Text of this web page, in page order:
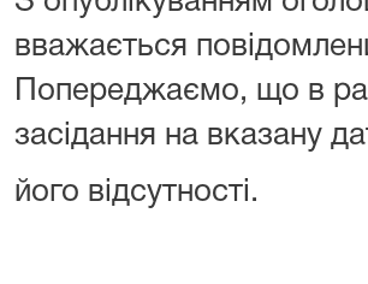
вважається
Попереджаємо, що в
засідання на вказану
його відсутності.